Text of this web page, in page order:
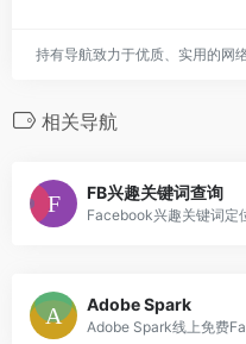
持有导航致力于优质、实用的网
相关导航
FB兴趣关键词查询
Facebook兴趣关键词定
Adobe Spark
Adobe Spark线上免费